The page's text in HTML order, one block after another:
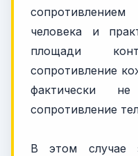
человека и
площади
сопротивление
фактически
сопротивление
В этом случае